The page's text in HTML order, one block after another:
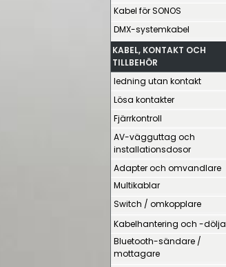
Kabel för SONOS
DMX-systemkabel
KABEL, KONTAKT OCH
TILLBEHÖR
ledning utan kontakt
Lösa kontakter
Fjärrkontroll
AV-vägguttag och
installationsdosor
Adapter och omvandlare
Multikablar
Switch / omkopplare
Kabelhantering och -dölja
Bluetooth-sändare /
mottagare